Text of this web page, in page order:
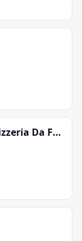
Vereinsheim SV Vogt e.V. / Pizzeria Da Franco